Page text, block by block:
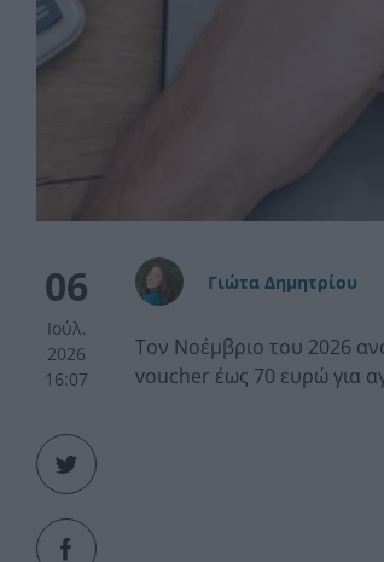
06
Ιούλ.
2026
16:07
Γιώτα Δημητρίου
Τον Νοέμβριο του 2026
voucher έως 70 ευρώ για